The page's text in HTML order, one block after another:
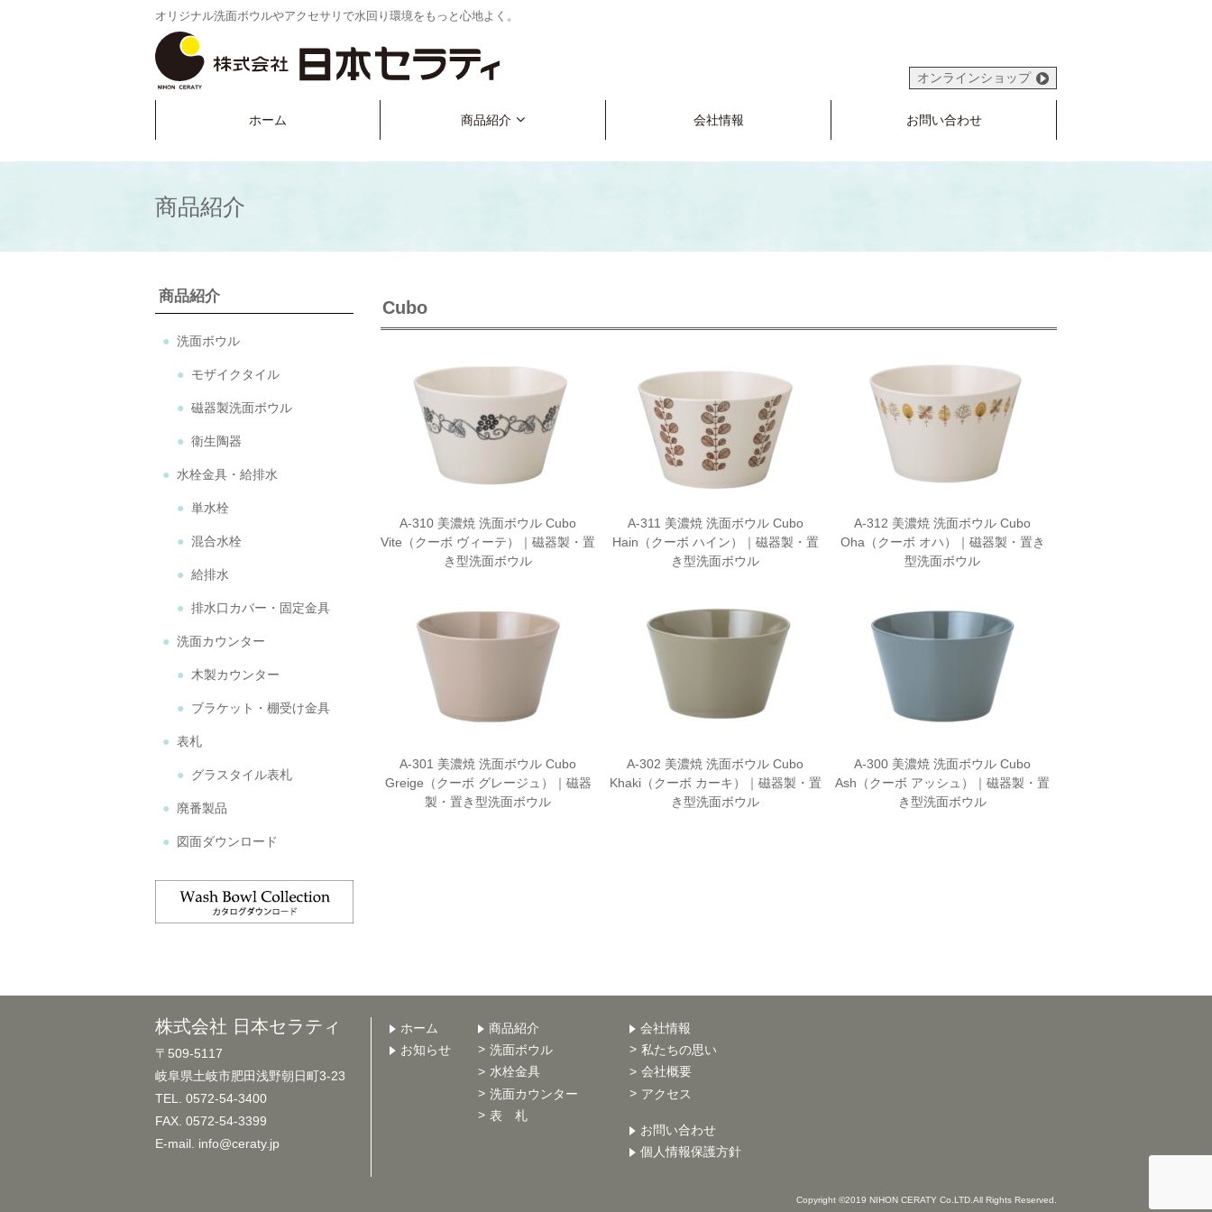
オリジナル洗面ボウルやアクセサリで水回り環境をもっと心地よく。
オンラインショップ
ホーム 商品紹介 会社情報 お問い合わせ
商品紹介
商品紹介
洗面ボウル
モザイクタイル
磁器製洗面ボウル
衛生陶器
水栓金具・給排水
単水栓
混合水栓
給排水
排水口カバー・固定金具
洗面カウンター
木製カウンター
ブラケット・棚受け金具
表札
グラスタイル表札
廃番製品
図面ダウンロード
Cubo
A-310 美濃焼 洗面ボウル Cubo
Vite（クーボ ヴィーテ）｜磁器製・置
き型洗面ボウル
A-311 美濃焼 洗面ボウル Cubo
Hain（クーボ ハイン）｜磁器製・置
き型洗面ボウル
A-312 美濃焼 洗面ボウル Cubo
Oha（クーボ オハ）｜磁器製・置き
型洗面ボウル
A-301 美濃焼 洗面ボウル Cubo
Greige（クーボ グレージュ）｜磁器
製・置き型洗面ボウル
A-302 美濃焼 洗面ボウル Cubo
Khaki（クーボ カーキ）｜磁器製・置
き型洗面ボウル
A-300 美濃焼 洗面ボウル Cubo
Ash（クーボ アッシュ）｜磁器製・置
き型洗面ボウル
株式会社 日本セラティ
〒509-5117
岐阜県土岐市肥田浅野朝日町3-23
TEL. 0572-54-3400
FAX. 0572-54-3399
E-mail. info@ceraty.jp
ホーム
お知らせ
商品紹介
洗面ボウル
水栓金具
洗面カウンター
表 札
会社情報
私たちの思い
会社概要
アクセス
お問い合わせ
個人情報保護方針
Copyright ©2019 NIHON CERATY Co.LTD.All Rights Reserved.